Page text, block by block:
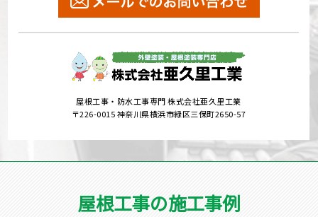
屋根工事・防水工事専門 株式会社亜久里工業
〒226-0015 神奈川県横浜市緑区三保町2650-57
屋根工事の施工事例